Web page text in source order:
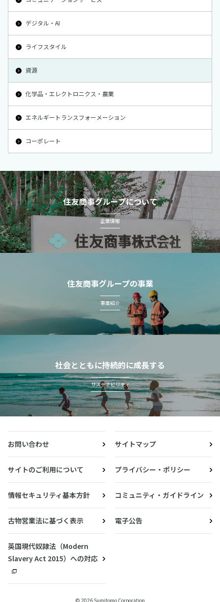
デジタル・AI
ライフスタイル
資源
化学品・エレクトロニクス・農業
エネルギートランスフォーメーション
コーポレート
住友商事グループについて
企業情報
住友商事グループの事業
事業紹介
社会とともに持続的に成長する
サステナビリティ
お問い合わせ サイトマップ
サイトのご利用について プライバシー・ポリシー
情報セキュリティ基本方針 コミュニティ・ガイドライン
古物営業法に基づく表示 電子公告
英国現代奴隷法（Modern
Slavery Act 2015）への対応
© 2026 Sumitomo Corporation